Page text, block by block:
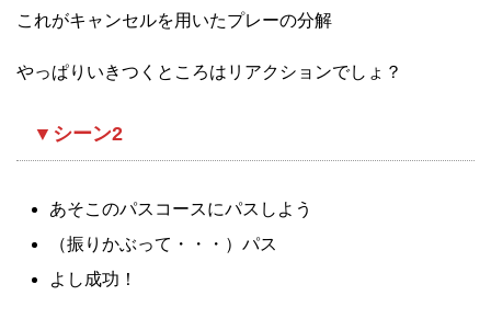
これがキャンセルを用いたプレーの分解
やっぱりいきつくところはリアクションでしょ？
▼シーン2
あそこのパスコースにパスしよう
（振りかぶって・・・）パス
よし成功！